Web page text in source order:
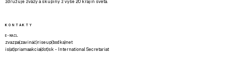
združuje zväzy a skupiny z vyše 20 krajín sveta.
KONTAKTY
E-MAIL
zvazpa(zavináč)riseup(bodka)net
is(at)priamaakcia(dot)sk - International Secretariat